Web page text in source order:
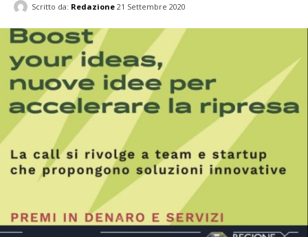
Scritto da: Redazione 21 Settembre 2020